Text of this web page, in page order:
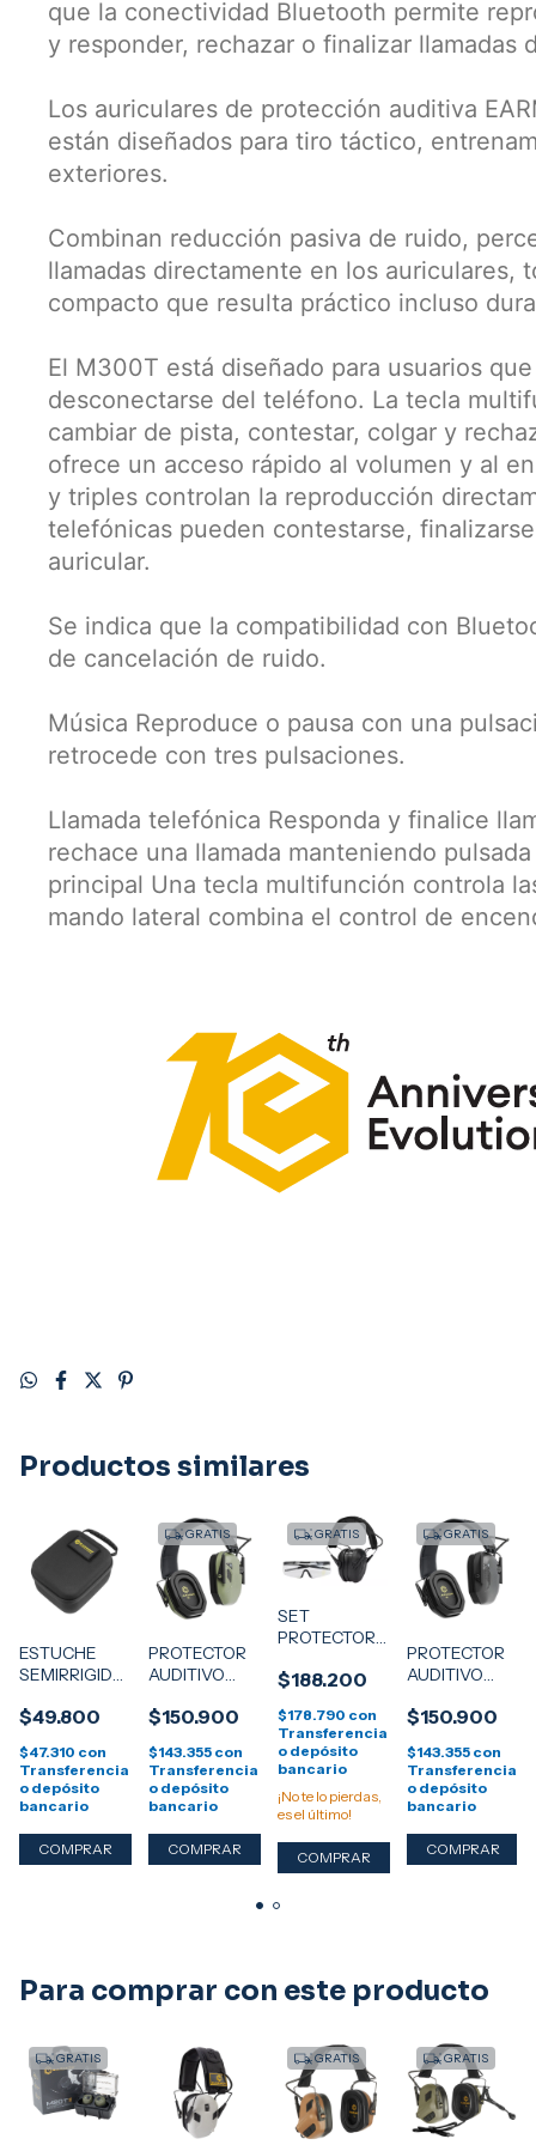
que la conectividad Bluetooth permite
y responder, rechazar o finalizar llamadas
Los auriculares de protección auditiva
están diseñados para tiro táctico,
exteriores.
Combinan reducción pasiva de ruido,
llamadas directamente en los auriculares,
compacto que resulta práctico incluso
El M300T está diseñado para usuarios
desconectarse del teléfono. La tecla
cambiar de pista, contestar, colgar y
ofrece un acceso rápido al volumen y al
y triples controlan la reproducción
telefónicas pueden contestarse,
auricular.
Se indica que la compatibilidad con
de cancelación de ruido.
Música Reproduce o pausa con una
retrocede con tres pulsaciones.
Llamada telefónica Responda y finalice
rechace una llamada manteniendo
principal Una tecla multifunción controla
mando lateral combina el control de
Productos similares
ESTUCHE
SEMIRRIGIDO
S16A
$49.800
$47.310 con
Transferencia
o depósito
bancario
GRATIS
PROTECTOR
AUDITIVO
EARMOR
BLUETOOTH
- VERDE
$150.900
$143.355 con
Transferencia
o depósito
bancario
GRATIS
SET
PROTECTOR
EARMOR
BLUETOOTH
+ ANTEOJOS
$188.200
$178.790 con
Transferencia
o depósito
bancario
¡No te lo pierdas,
es el último!
GRATIS
PROTECTOR
AUDITIVO
EARMOR
M300T -
NEGRO
$150.900
$143.355 con
Transferencia
o depósito
bancario
Para comprar con este producto
GRATIS GRATIS GRATIS